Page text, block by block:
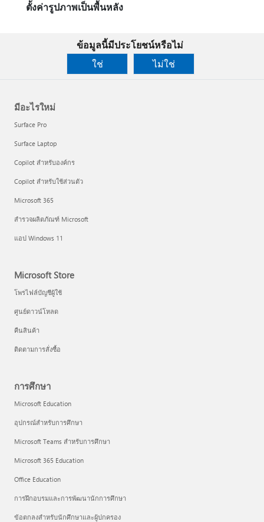
ตั้งค่ารูปภาพเป็นพื้นหลัง
ข้อมูลนี้มีประโยชน์หรือไม่
ใช่
ไม่ใช่
มีอะไรใหม่
Surface Pro
Surface Laptop
Copilot สำหรับองค์กร
Copilot สำหรับใช้ส่วนตัว
Microsoft 365
สำรวจผลิตภัณฑ์ Microsoft
แอป Windows 11
Microsoft Store
โพรไฟล์บัญชีผู้ใช้
ศูนย์ดาวน์โหลด
คืนสินค้า
ติดตามการสั่งซื้อ
การศึกษา
Microsoft Education
อุปกรณ์สำหรับการศึกษา
Microsoft Teams สำหรับการศึกษา
Microsoft 365 Education
Office Education
การฝึกอบรมและการพัฒนานักการศึกษา
ข้อตกลงสำหรับนักศึกษาและผู้ปกครอง